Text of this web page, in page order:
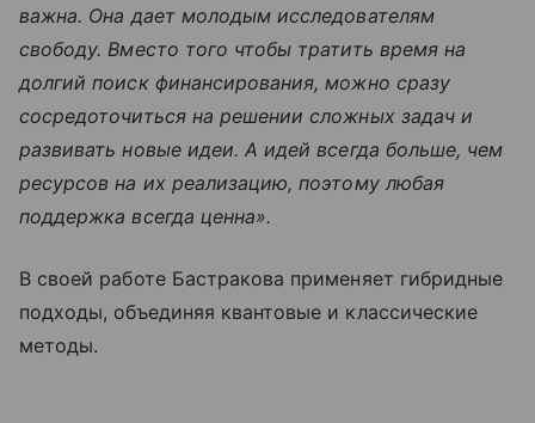
важна. Она дает молодым исследователям
свободу. Вместо того чтобы тратить время на
долгий поиск финансирования, можно сразу
сосредоточиться на решении сложных задач и
развивать новые идеи. А идей всегда больше, чем
ресурсов на их реализацию, поэтому любая
поддержка всегда ценна».
В своей работе Бастракова применяет гибридные
подходы, объединяя квантовые и классические
методы.